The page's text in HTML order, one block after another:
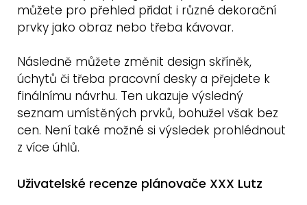
můžete pro přehled přidat i různé dekorační
prvky jako obraz nebo třeba kávovar.
Následně můžete změnit design skříněk,
úchytů či třeba pracovní desky a přejdete k
finálnímu návrhu. Ten ukazuje výsledný
seznam umístěných prvků, bohužel však bez
cen. Není také možné si výsledek prohlédnout
z více úhlů.
Uživatelské recenze plánovače XXX Lutz